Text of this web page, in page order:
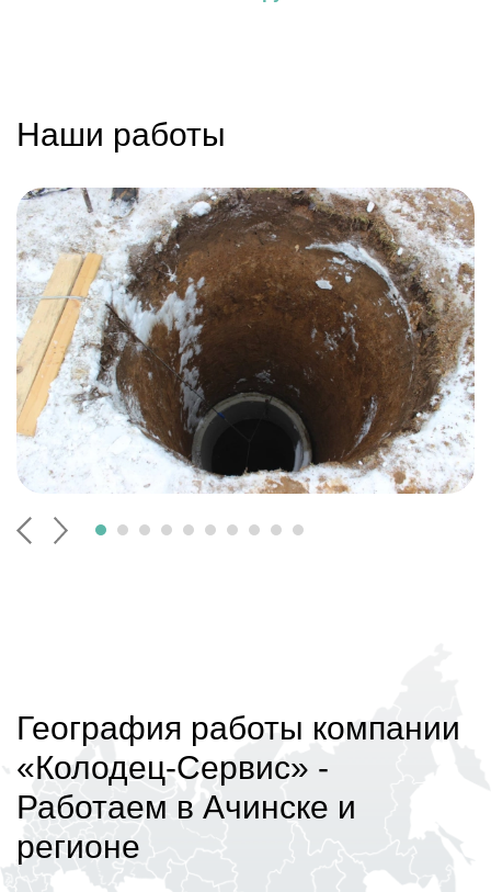
Наши работы
География работы компании
«Колодец-Сервис» -
Работаем в Ачинске и
регионе